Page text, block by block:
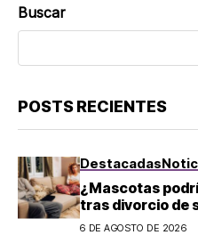
Buscar
POSTS RECIENTES
Destacadas
¿Mascotas
tras divorcio de
6 DE AGOSTO DE 2026